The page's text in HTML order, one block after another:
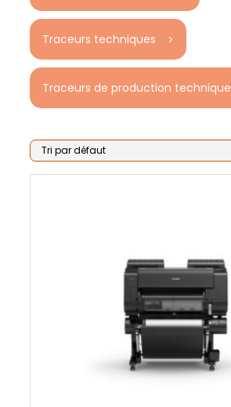
Traceurs techniques
Traceurs de production technique